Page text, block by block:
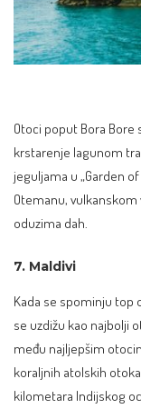
Otoci poput Bora
krstarenje lagunom
jeguljama u „Garden
Otemanu,
oduzima dah.
7. Maldivi
Kada se spominju top
se uzdižu kao najbolji
među najljepšim
koraljnih atolskih
kilometara Indijskog